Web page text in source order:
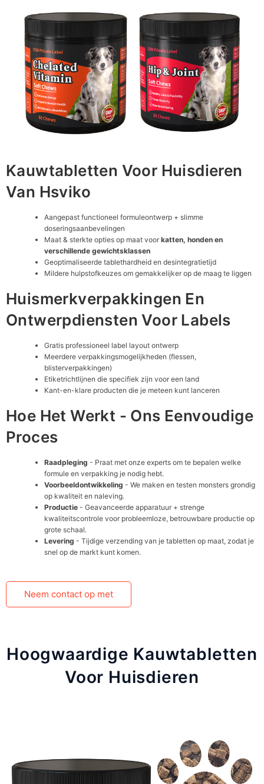
Kauwtabletten Voor Huisdieren
Van Hsviko
Aangepast functioneel formuleontwerp + slimme
doseringsaanbevelingen
Maat & sterkte opties op maat voor katten, honden en
verschillende gewichtsklassen
Geoptimaliseerde tablethardheid en desintegratietijd
Mildere hulpstofkeuzes om gemakkelijker op de maag te liggen
Huismerkverpakkingen En
Ontwerpdiensten Voor Labels
Gratis professioneel label layout ontwerp
Meerdere verpakkingsmogelijkheden (flessen,
blisterverpakkingen)
Etiketrichtlijnen die specifiek zijn voor een land
Kant-en-klare producten die je meteen kunt lanceren
Hoe Het Werkt - Ons Eenvoudige
Proces
Raadpleging - Praat met onze experts om te bepalen welke
formule en verpakking je nodig hebt.
Voorbeeldontwikkeling - We maken en testen monsters grondig
op kwaliteit en naleving.
Productie - Geavanceerde apparatuur + strenge
kwaliteitscontrole voor probleemloze, betrouwbare productie op
grote schaal.
Levering - Tijdige verzending van je tabletten op maat, zodat je
snel op de markt kunt komen.
Neem contact op met
Hoogwaardige Kauwtabletten
Voor Huisdieren